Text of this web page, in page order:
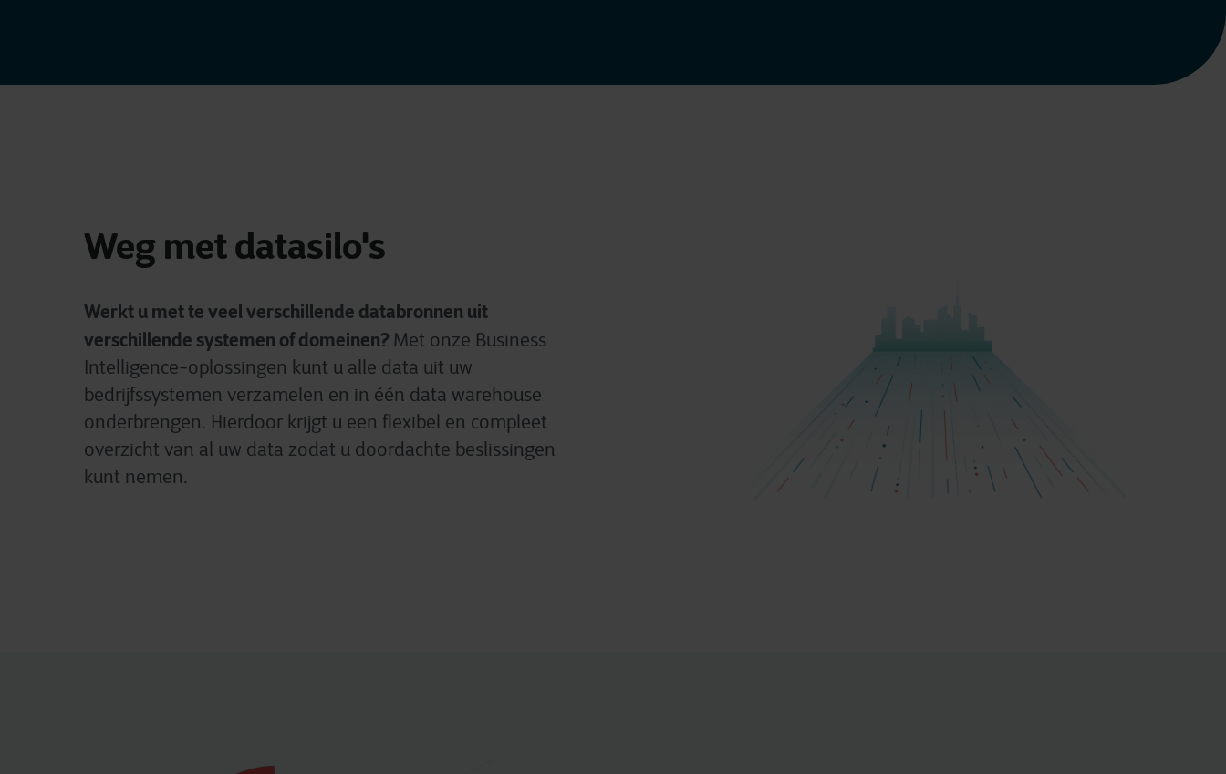
Weg met datasilo's
Werkt u met te veel verschillende databronnen uit
verschillende systemen of domeinen? Met onze Business
Intelligence-oplossingen kunt u alle data uit uw
bedrijfssystemen verzamelen en in één data warehouse
onderbrengen. Hierdoor krijgt u een flexibel en compleet
overzicht van al uw data zodat u doordachte beslissingen
kunt nemen.